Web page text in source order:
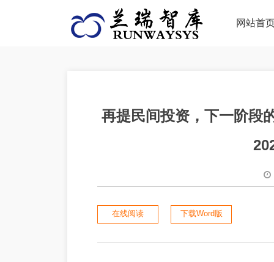
网站首
再提民间投资，下一阶段
在线阅读 下载Word版